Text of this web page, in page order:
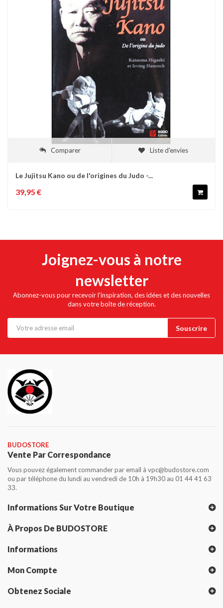
Comparer Liste d'envies
Le Jujitsu Kano ou de l'origines du Judo -...
39,95 €
Joignez-vous à notre
newsletter
Abonnez-vous pour recevoir l'inspiration, des idées et des nouvelles
dans votre boîte de réception.
BUDOSTORE
Vente Par Correspondance
Vous pouvez également commander par email à vpc@budostore.com
ou par téléphone du lundi au vendredi de 10h à 19h30 au 01 44 41 63
33.
Informations Sur Votre Boutique
À Propos De BUDOSTORE
Informations
Mon Compte
Obtenez Sociale